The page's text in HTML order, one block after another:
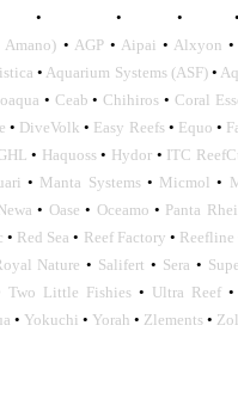
• • • •
• AGP• Aipai • Alxyon •
• Aquarium Systems (ASF)•
• Ceab • Chihiros • Coral
• DiveVolk • Easy Reefs• Equo •
• Haquoss• Hydor • ITC
• Manta Systems• Micmol •
• Oase • Oceamo • Panta Rhei
• Red Sea • Reef Factory • Reefline
Nature • Salifert • Sera •
Two Little Fishies • Ultra Reef •
• Yokuchi • Yorah • Zlements •